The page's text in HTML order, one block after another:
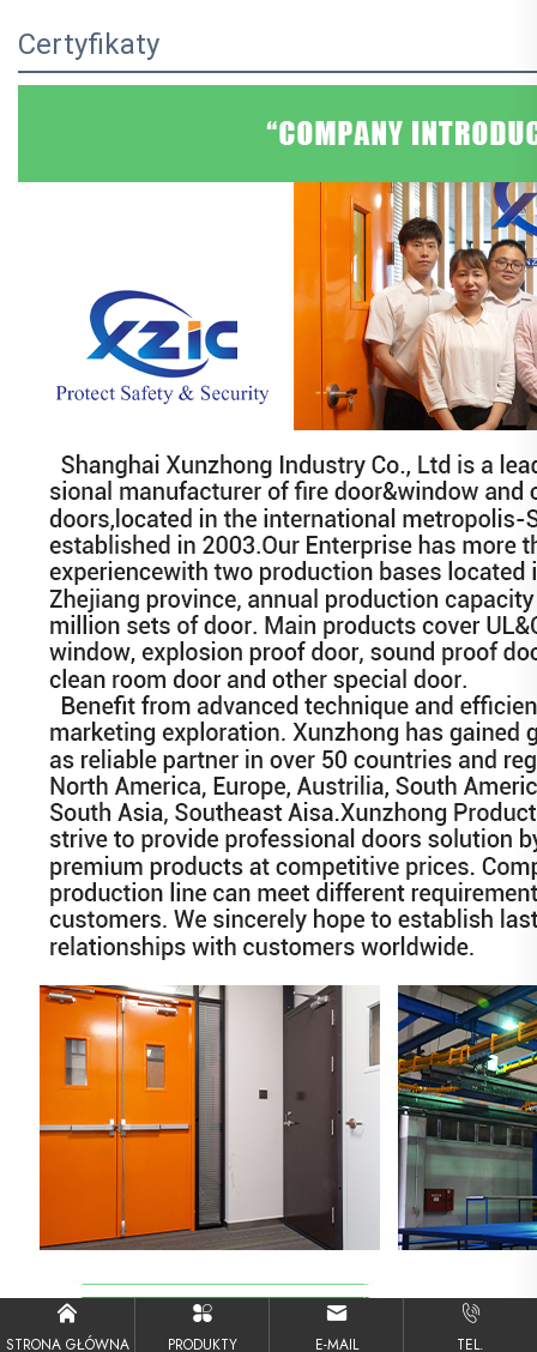
Certyfikaty
STRONA GŁÓWNA PRODUKTY E-MAIL TEL.